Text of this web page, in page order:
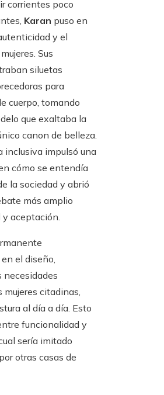
corrientes poco
Karan puso en
y el
Sus
siluetas
para
cuerpo, tomando
que exaltaba la
canon de belleza.
inclusiva impulsó una
cómo se entendía
la sociedad y abrió
más amplio
aceptación.
el diseño,
necesidades
citadinas,
al día a día. Esto
funcionalidad y
sería imitado
otras casas de